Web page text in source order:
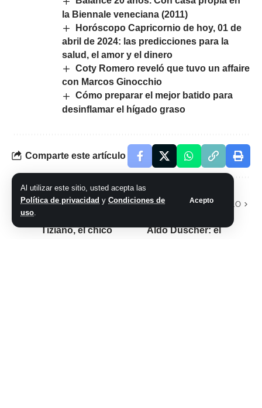
Al utilizar este sitio, usted acepta las
Política de privacidad y Condiciones de
uso.
Acepto
la Biennale veneciana (2011)
Horóscopo Capricornio de hoy, 01 de
abril de 2024: las predicciones para la
salud, el amor y el dinero
Coty Romero reveló que tuvo un affaire
con Marcos Ginocchio
Cómo preparar el mejor batido para
desinflamar el hígado graso
Comparte este artículo
ARTÍCULO PREVIO
Tiziano, el chico
SIGUIENTE ARTÍCULO
Aldo Duscher: el